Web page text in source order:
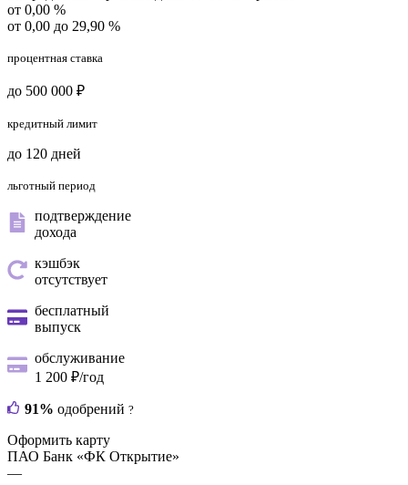
от 0,00 %
от 0,00 до 29,90 %
процентная ставка
до 500 000 ₽
кредитный лимит
до 120 дней
льготный период
подтверждение
дохода
кэшбэк
отсутствует
бесплатный
выпуск
обслуживание
1 200 ₽/год
91% одобрений ?
Оформить карту
ПАО Банк «ФК Открытие»
—